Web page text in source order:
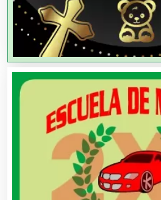
Agencias de Viajes
Agricultores
Agricultura y Ganadería
Agua Purificada
Aire Acondicionado